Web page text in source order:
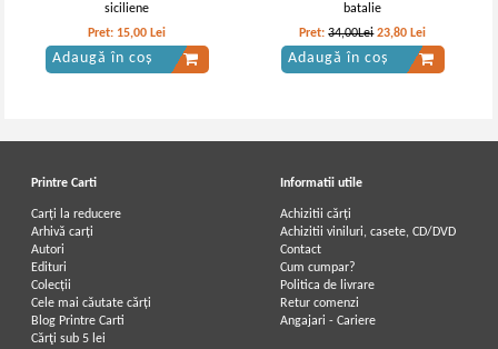
siciliene
Pret: 15,00 Lei
Adaugă în coș
batalie
Pret:34,00Lei 23,80 Lei
Adaugă în coș
Printre Carti
Carți la reducere
Arhivă carți
Autori
Edituri
Colecții
Cele mai căutate cărți
Blog Printre Carti
Cărţi sub 5 lei
Informatii utile
Achizitii cărți
Achizitii viniluri, casete, CD/DVD
Contact
Cum cumpar?
Politica de livrare
Retur comenzi
Angajari - Cariere